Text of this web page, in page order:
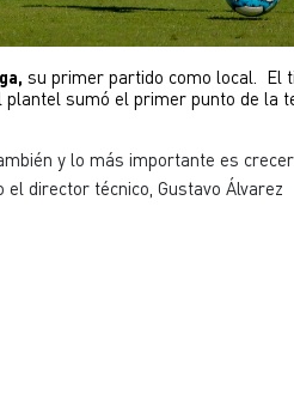
su primer partido como local.  El
sumó el primer punto de la
y lo más importante es crecer
director técnico, Gustavo Álvarez